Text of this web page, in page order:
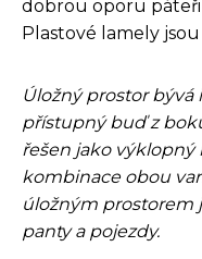
dobrou oporu
Plastové lamely
Úložný prostor
přístupný buď z
řešen jako výklopný
kombinace obou
úložným prostorem
panty a pojezdy.